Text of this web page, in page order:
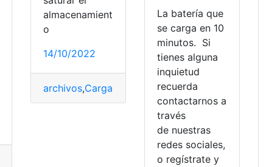
versiones
almacenamient
o
14/10/2022
archivos,Carga Iphone,resolver
La batería que
se carga en 10
minutos. Si
tienes alguna
inquietud
recuerda
contactarnos a
través
de nuestras
redes sociales,
o regístrate y